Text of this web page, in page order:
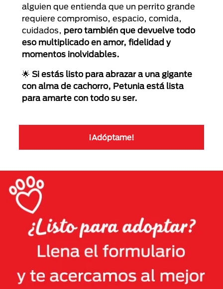
alguien que entienda que un perrito grande
requiere compromiso, espacio, comida,
cuidados, pero también que devuelve todo
eso multiplicado en amor, fidelidad y
momentos inolvidables.
🌟 Si estás listo para abrazar a una gigante
con alma de cachorro, Petunia está lista
para amarte con todo su ser.
¡Adóptame!